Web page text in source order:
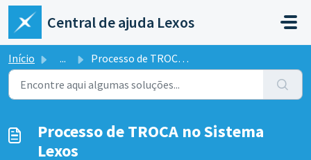
Ir para o conteúdo principal
Central de ajuda Lexos
Início ... Processo de TROCA no Sistema Lexos
Processo de TROCA no Sistema
Lexos